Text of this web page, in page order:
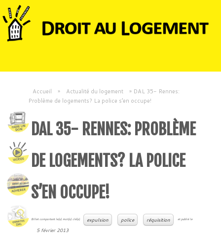
Accueil » Actualité du logement » DAL 35- Rennes:
Problème de logements? La police s’en occupe!
DAL 35- RENNES: PROBLÈME
DE LOGEMENTS? LA POLICE
S’EN OCCUPE!
Billet comportant le(s) mot(s) clé(s) expulsion police réquisition et publié le
5 février 2013